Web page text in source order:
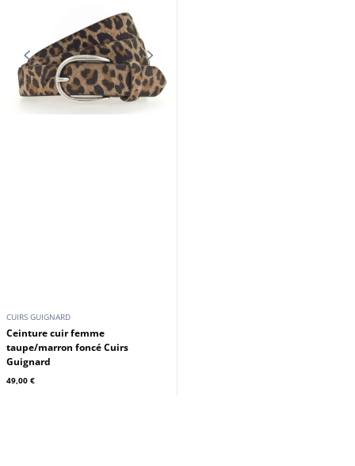
CUIRS GUIGNARD
Ceinture cuir femme
taupe/marron foncé Cuirs
Guignard
49,00 €